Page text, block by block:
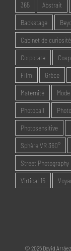
365 Abstrait
Backstage
Cabinet de
Corporate
Film Grèce
Maternité Mode
Photocall
Photosensitive
Sphère VR 360°
Street Photography
Virtical 15
© 2025 David